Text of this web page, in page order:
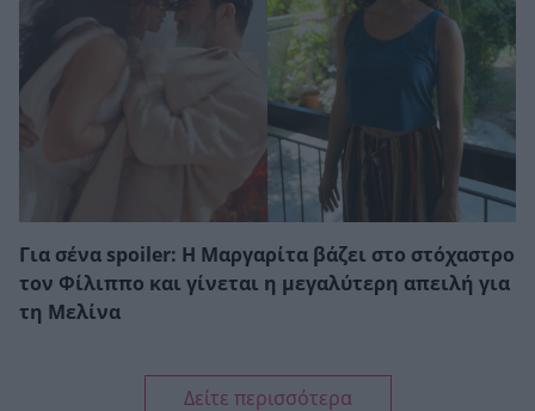
Για σένα spoiler: Η Μαργαρίτα βάζει στο στόχαστρο
τον Φίλιππο και γίνεται η μεγαλύτερη απειλή για
τη Μελίνα
Δείτε περισσότερα